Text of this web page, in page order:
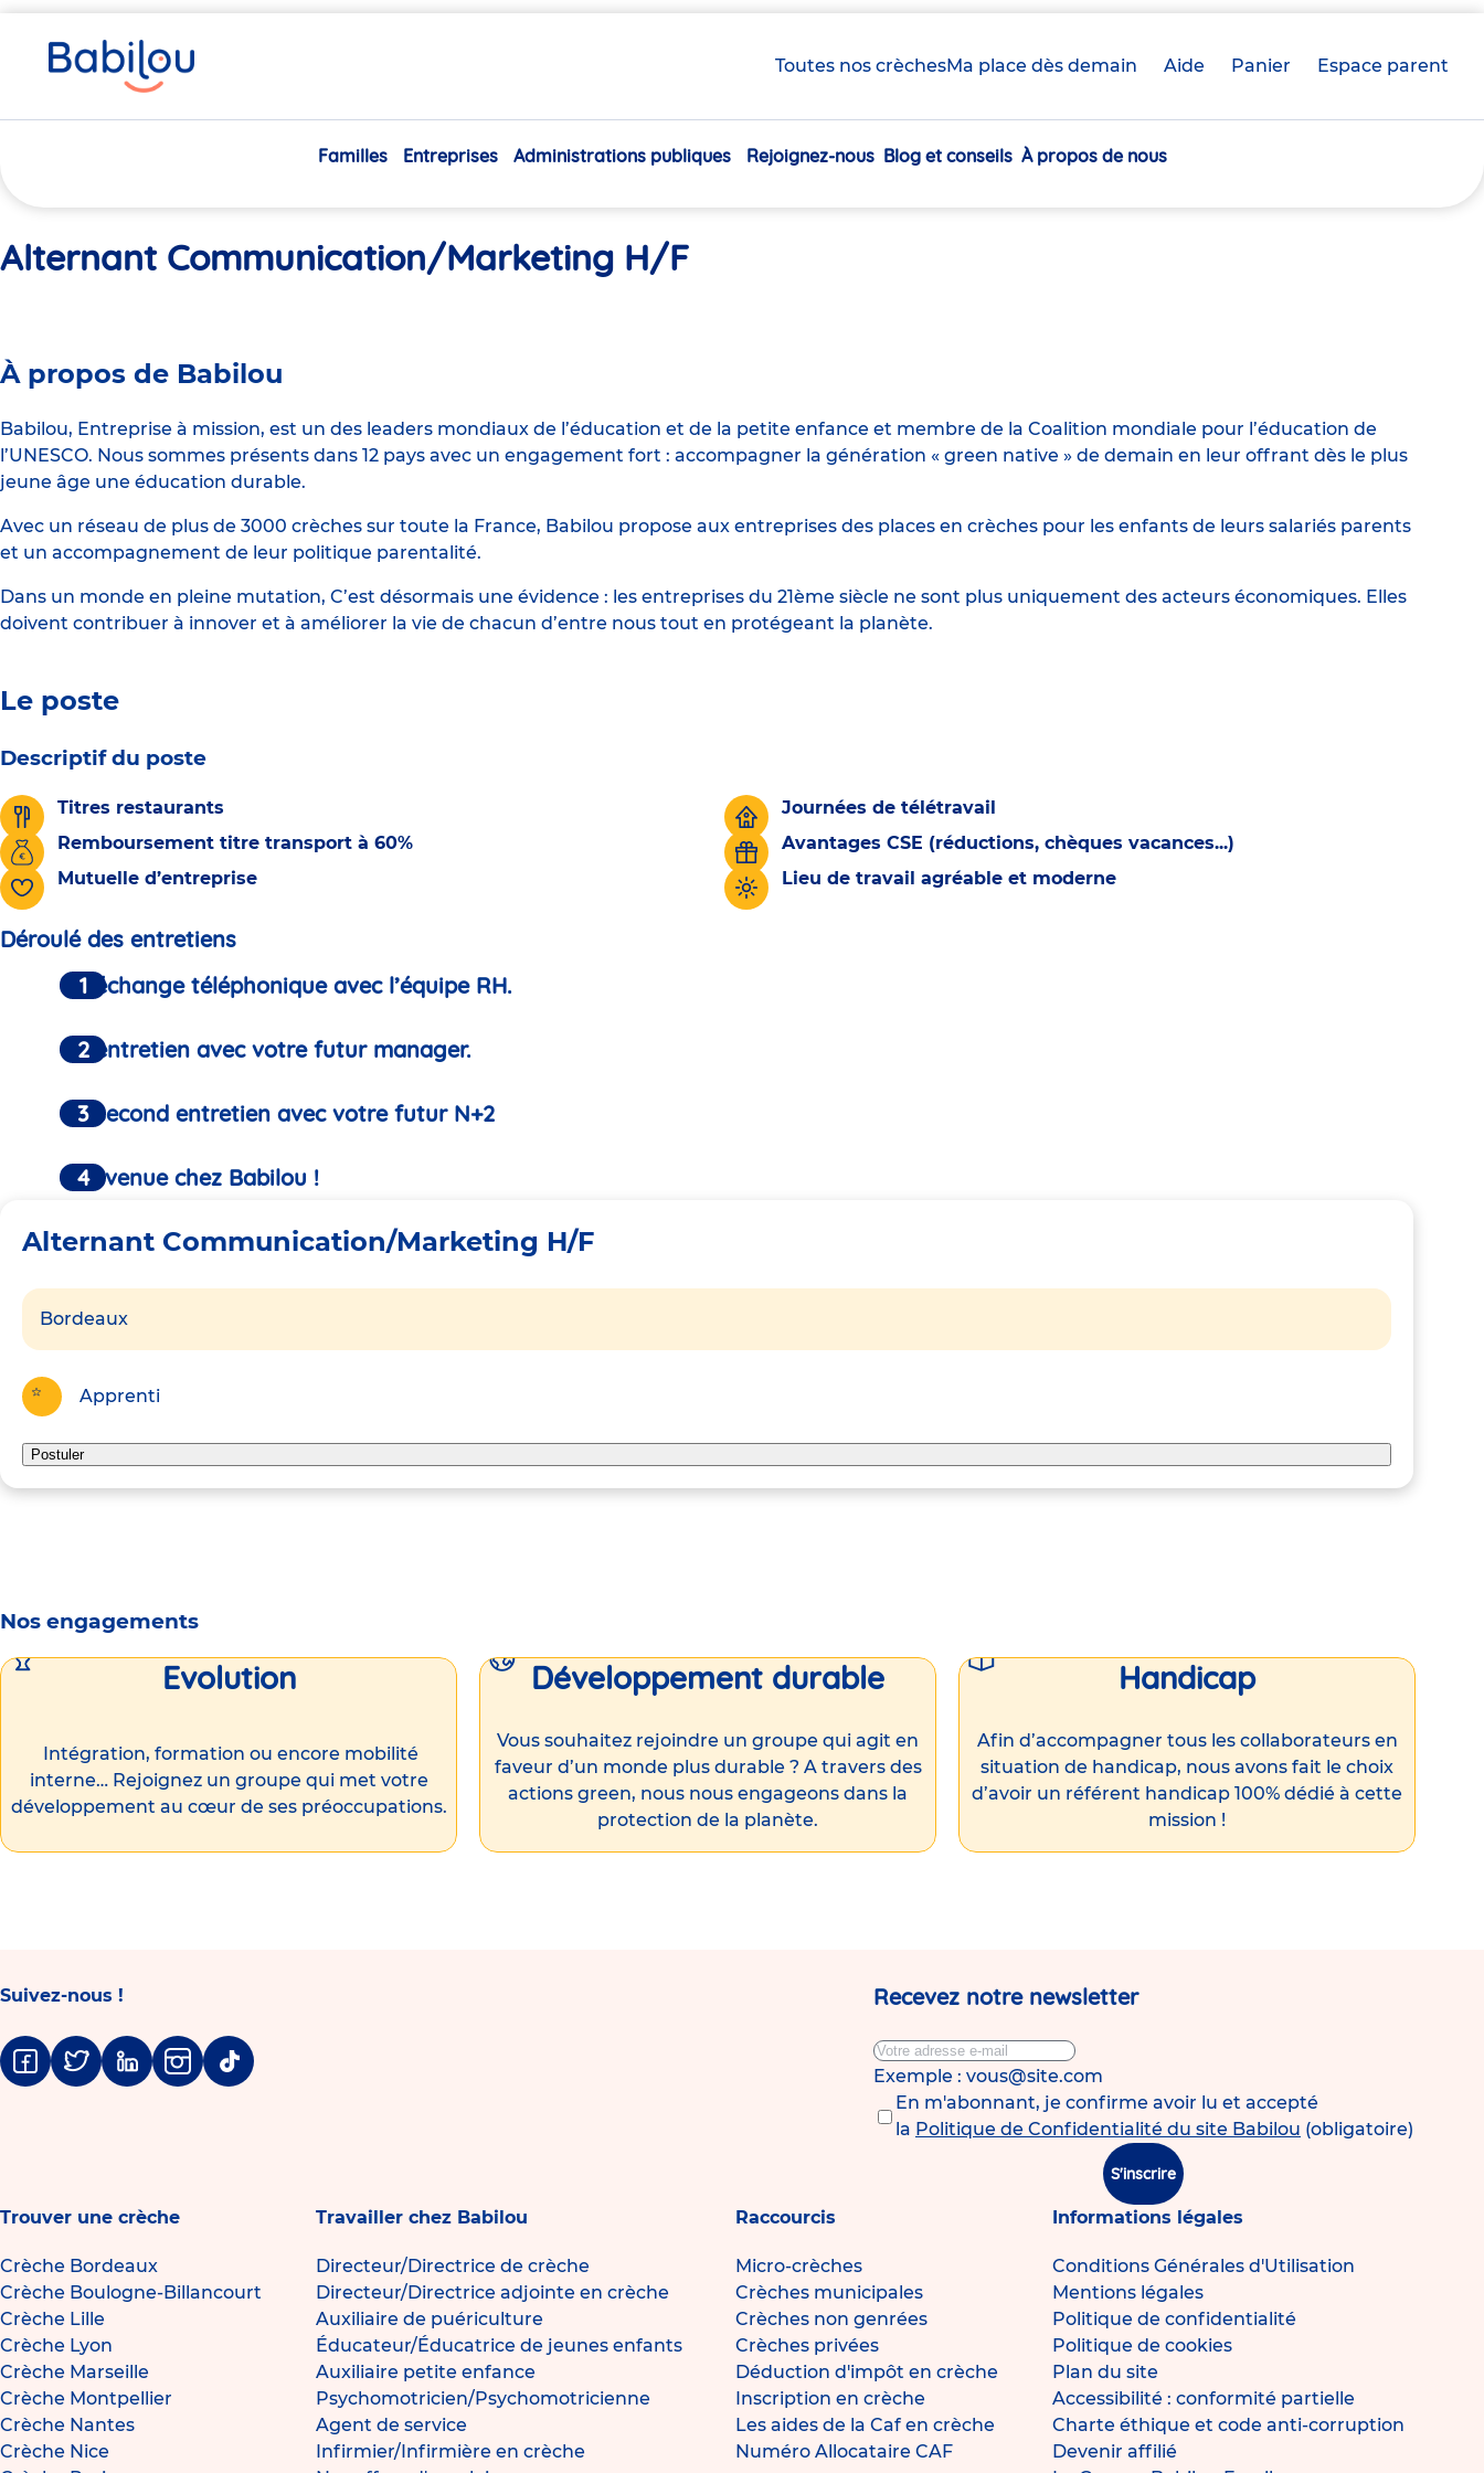
Toutes nos crèchesMa place dès demain Aide Panier crèche(s)
Espace parent
Navigation
Familles Entreprises Administrations publiques Rejoignez-nous Blog et conseils À propos de nous
êtes
ici
Alternant Communication/Marketing H/F
À propos de Babilou
Babilou, Entreprise à mission, est un des leaders mondiaux de l’éducation et de la petite enfance et membre de la Coalition mondiale pour l’éducation de
l’UNESCO. Nous sommes présents dans 12 pays avec un engagement fort : accompagner la génération « green native » de demain en leur offrant dès le plus
jeune âge une éducation durable.
Avec un réseau de plus de 3000 crèches sur toute la France, Babilou propose aux entreprises des places en crèches pour les enfants de leurs salariés parents
et un accompagnement de leur politique parentalité.
Dans un monde en pleine mutation, C’est désormais une évidence : les entreprises du 21ème siècle ne sont plus uniquement des acteurs économiques. Elles
doivent contribuer à innover et à améliorer la vie de chacun d’entre nous tout en protégeant la planète.
Le poste
Descriptif du poste
Titres restaurants
Journées de télétravail
Remboursement titre transport à 60%
Avantages CSE (réductions, chèques vacances...)
Mutuelle d’entreprise
Lieu de travail agréable et moderne
Déroulé des entretiens
Un échange téléphonique avec l’équipe RH.
Un entretien avec votre futur manager.
Un second entretien avec votre futur N+2
Bienvenue chez Babilou !
Alternant Communication/Marketing H/F
Bordeaux
Apprenti
Postuler
Nos engagements
Evolution
Intégration, formation ou encore mobilité
interne… Rejoignez un groupe qui met votre
développement au cœur de ses préoccupations.
Développement durable
Vous souhaitez rejoindre un groupe qui agit en
faveur d’un monde plus durable ? A travers des
actions green, nous nous engageons dans la
protection de la planète.
Handicap
Afin d’accompagner tous les collaborateurs en
situation de handicap, nous avons fait le choix
d’avoir un référent handicap 100% dédié à cette
mission !
Suivez-nous !
Facebook
TwitterLinkedinInstagram
Tiktok
Recevez notre newsletter
Exemple : vous@site.com
En m'abonnant, je confirme avoir lu et accepté
la Politique de Confidentialité du site Babilou (obligatoire)
S'inscrire
Trouver une crèche
Crèche Bordeaux
Crèche Boulogne-Billancourt
Crèche Lille
Crèche Lyon
Crèche Marseille
Crèche Montpellier
Crèche Nantes
Crèche Nice
Travailler chez Babilou
Directeur/Directrice de crèche
Directeur/Directrice adjointe en crèche
Auxiliaire de puériculture
Éducateur/Éducatrice de jeunes enfants
Auxiliaire petite enfance
Psychomotricien/Psychomotricienne
Agent de service
Infirmier/Infirmière en crèche
Raccourcis
Micro-crèches
Crèches municipales
Crèches non genrées
Crèches privées
Déduction d'impôt en crèche
Inscription en crèche
Les aides de la Caf en crèche
Numéro Allocataire CAF
Informations légales
Conditions Générales d'Utilisation
Mentions légales
Politique de confidentialité
Politique de cookies
Plan du site
Accessibilité : conformité partielle
Charte éthique et code anti-corruption
Devenir affilié